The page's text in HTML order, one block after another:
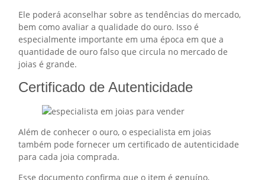
Ele poderá aconselhar sobre as tendências do mercado,
bem como avaliar a qualidade do ouro. Isso é
especialmente importante em uma época em que a
quantidade de ouro falso que circula no mercado de
joias é grande.
Certificado de Autenticidade
Além de conhecer o ouro, o especialista em joias
também pode fornecer um certificado de autenticidade
para cada joia comprada.
Esse documento confirma que o item é genuíno,